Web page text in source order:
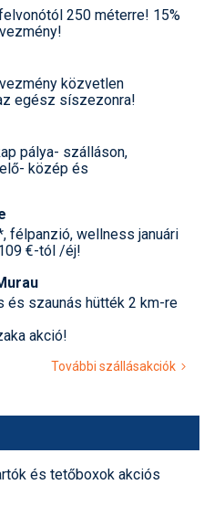
250 méterre! 15%
közvetlen
egész síszezonra!
pálya- szálláson,
közép és
félpanzió, wellness januári
€-tól /éj!
és szaunás hütték 2 km-re
akció!
További szállásakciók
és tetőboxok akciós